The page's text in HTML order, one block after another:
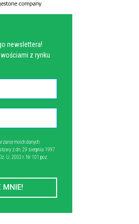
newslettera!
z rynku
moich danych
z dn. 29 sierpnia 1997
U. 2002 r. Nr 101 poz.
MNIE!